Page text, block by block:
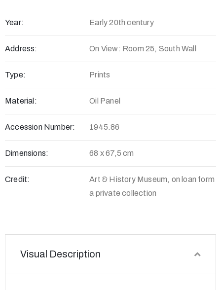
Year: Early 20th century
Address: On View: Room 25, South Wall
Type: Prints
Material: Oil Panel
Accession Number: 1945.86
Dimensions: 68 x 67,5 cm
Credit:
Art & History Museum, on loan form
a private collection
Visual Description